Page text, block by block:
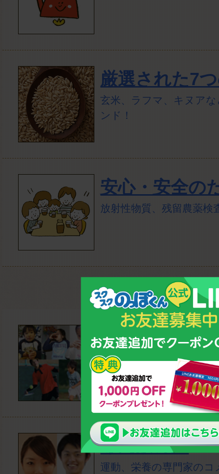
厳選された7
玄米、ラフマ、キヌア
ンド！
安心・安全の
放射性物質、残留農薬検
お客様の声
美味しい！全国でファ
す！
専門家の声
運動、栄養の専門家の